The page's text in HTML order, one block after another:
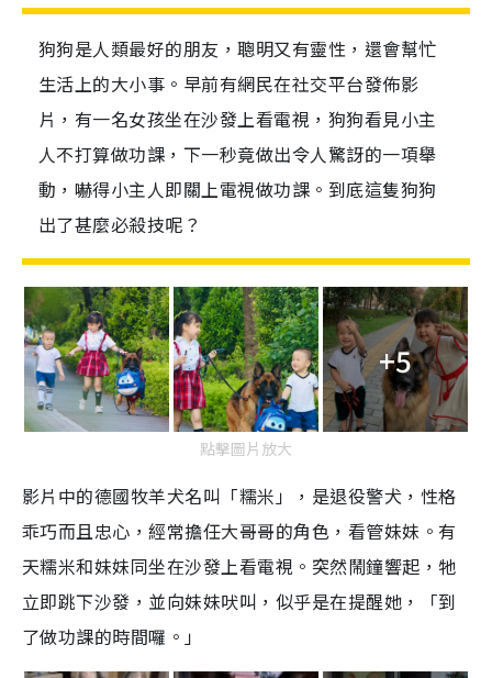
狗狗是人類最好的朋友，聰明又有靈性，還會幫忙
生活上的大小事。早前有網民在社交平台發佈影
片，有一名女孩坐在沙發上看電視，狗狗看見小主
人不打算做功課，下一秒竟做出令人驚訝的一項舉
動，嚇得小主人即關上電視做功課。到底這隻狗狗
出了甚麼必殺技呢？
+5
點擊圖片放大
影片中的德國牧羊犬名叫「糯米」，是退役警犬，性格
乖巧而且忠心，經常擔任大哥哥的角色，看管妹妹。有
天糯米和妹妹同坐在沙發上看電視。突然鬧鐘響起，牠
立即跳下沙發，並向妹妹吠叫，似乎是在提醒她，「到
了做功課的時間囉。」